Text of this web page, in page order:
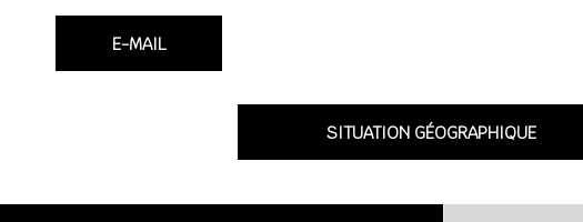
E-MAIL
SITUATION GÉOGRAPHIQUE